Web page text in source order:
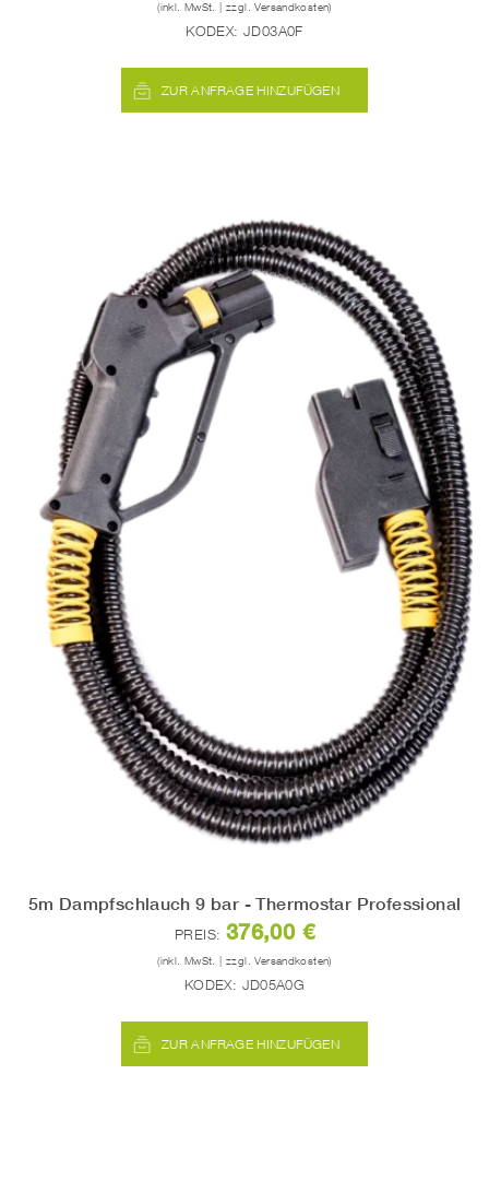
(inkl. MwSt. | zzgl. Versandkosten)
KODEX: JD03A0F
ZUR ANFRAGE HINZUFÜGEN
5m Dampfschlauch 9 bar - Thermostar Professional
PREIS: 376,00 €
(inkl. MwSt. | zzgl. Versandkosten)
KODEX: JD05A0G
ZUR ANFRAGE HINZUFÜGEN